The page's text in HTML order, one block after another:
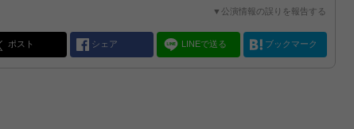
▼公演情報の誤りを報告する
ポスト シェア LINEで送る ブックマーク